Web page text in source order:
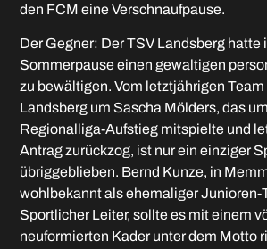
den FCM eine Verschnaufpause.
Der Gegner: Der TSV Landsberg hatte
Sommerpause einen gewaltigen
zu bewältigen. Vom letztjährigen Team
Landsberg um Sascha Mölders, das
Regionalliga-Aufstieg mitspielte und
Antrag zurückzog, ist nur ein einziger
übriggeblieben. Bernd Kunze, in
wohlbekannt als ehemaliger Junioren-
Sportlicher Leiter, sollte es mit einem
neuformierten Kader unter dem Motto